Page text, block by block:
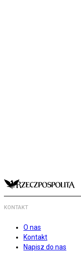
KONTAKT
O nas
Kontakt
Napisz do nas